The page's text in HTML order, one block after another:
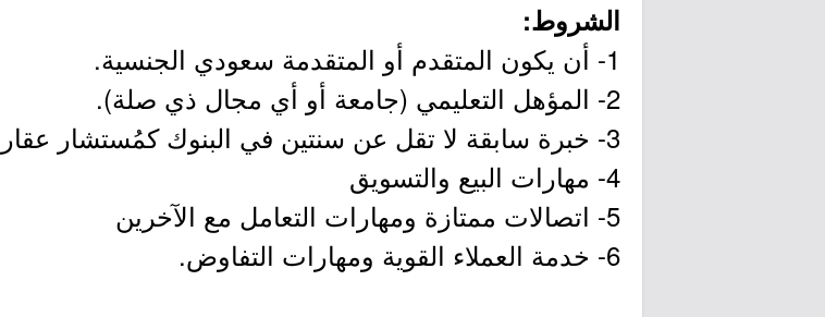
الشروط:
1- أن يكون المتقدم أو المتقدمة سعودي الجنسية.
2- المؤهل التعليمي (جامعة أو أي مجال ذي صلة).
3- خبرة سابقة لا تقل عن سنتين في البنوك كمُستشار عقاري أو في المكاتب العقارية.
4- مهارات البيع والتسويق
5- اتصالات ممتازة ومهارات التعامل مع الآخرين
6- خدمة العملاء القوية ومهارات التفاوض.